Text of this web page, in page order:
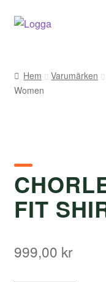
Hoppa
Hoppa
Kontakt
Varumärken
Väljare
Hem Varumärken
Women
FIT
999,00 kr